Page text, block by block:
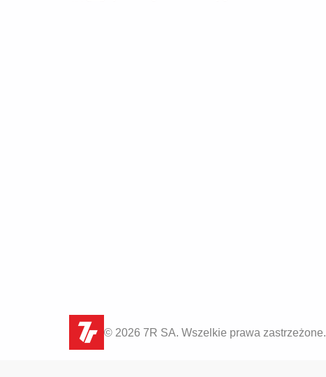
© 2026 7R SA. Wszelkie prawa zastrzeżone.